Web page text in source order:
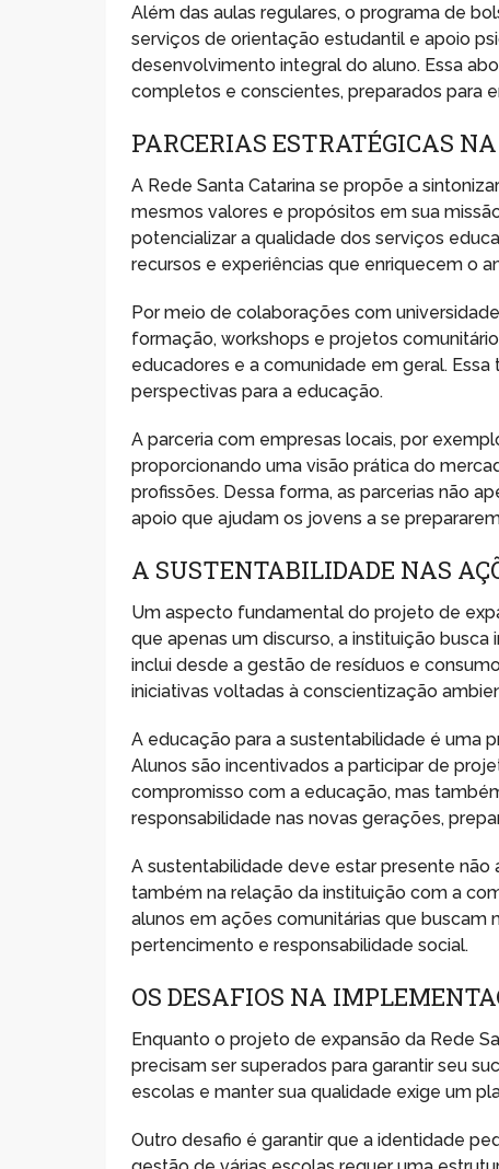
Além das aulas regulares, o programa de
serviços de orientação estudantil e apoio
desenvolvimento integral do aluno. Essa
completos e conscientes, preparados para
PARCERIAS ESTRATÉGICAS
A Rede Santa Catarina se propõe a
mesmos valores e propósitos em sua
potencializar a qualidade dos serviços
recursos e experiências que enriquecem o
Por meio de colaborações com
formação, workshops e projetos
educadores e a comunidade em geral.
perspectivas para a educação.
A parceria com empresas locais, por
proporcionando uma visão prática do
profissões. Dessa forma, as parcerias não
apoio que ajudam os jovens a se
A SUSTENTABILIDADE NAS
Um aspecto fundamental do projeto de
que apenas um discurso, a instituição
inclui desde a gestão de resíduos e
iniciativas voltadas à conscientização
A educação para a sustentabilidade é uma
Alunos são incentivados a participar de
compromisso com a educação, mas
responsabilidade nas novas gerações,
A sustentabilidade deve estar presente não
também na relação da instituição com a
alunos em ações comunitárias que
pertencimento e responsabilidade social.
OS DESAFIOS NA
Enquanto o projeto de expansão da Rede
precisam ser superados para garantir seu
escolas e manter sua qualidade exige um
Outro desafio é garantir que a identidade